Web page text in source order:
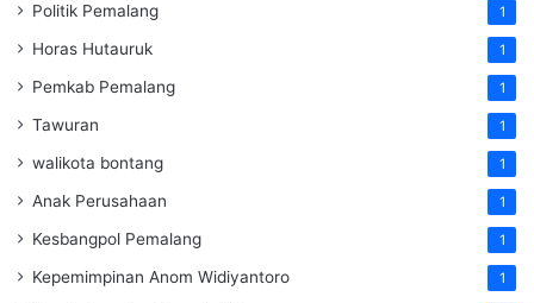
Politik Pemalang 1
Horas Hutauruk 1
Pemkab Pemalang 1
Tawuran 1
walikota bontang 1
Anak Perusahaan 1
Kesbangpol Pemalang 1
Kepemimpinan Anom Widiyantoro 1